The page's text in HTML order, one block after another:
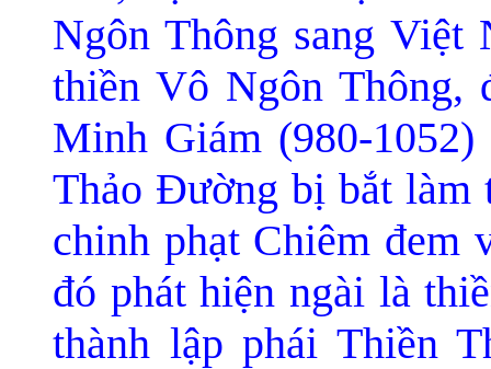
Ngôn Thông sang Việt
thiền Vô Ngôn Thông,
Minh Giám (980-
Thảo Ðường bị bắt làm
chinh phạt Chiêm đem
đó phát hiện ngài là
thành lập phái Thiền